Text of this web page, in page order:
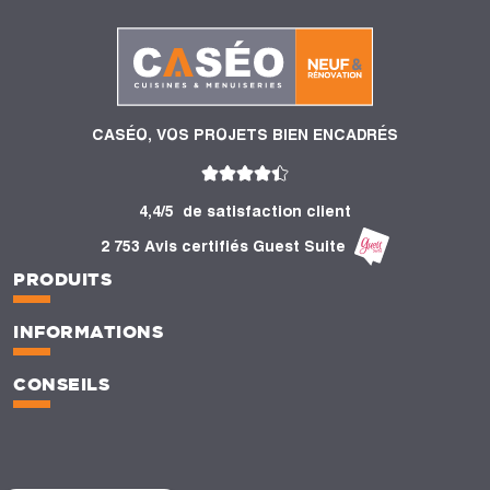
CASÉO, VOS PROJETS BIEN ENCADRÉS
4,4/5
de satisfaction client
2 753 Avis certifiés Guest Suite
PRODUITS
INFORMATIONS
CONSEILS